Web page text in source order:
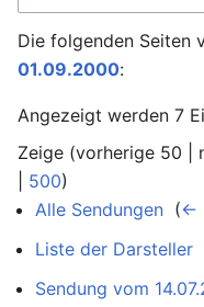
Die folgenden Seiten
01.09.2000:
Angezeigt werden 7
Zeige (vorherige 50
500)
Alle Sendungen (←
Liste der Darsteller
Sendung vom